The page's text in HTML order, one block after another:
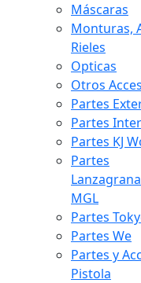
Máscaras
Monturas,
Rieles
Opticas
Otros
Partes
Partes
Partes KJ
Partes
MGL
Partes
Partes We
Partes y
Pistola